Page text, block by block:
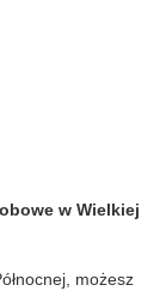
w Wielkiej
możesz